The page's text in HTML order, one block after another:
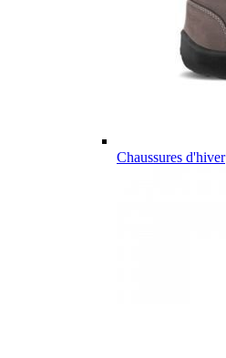
Chaussures d'hiver